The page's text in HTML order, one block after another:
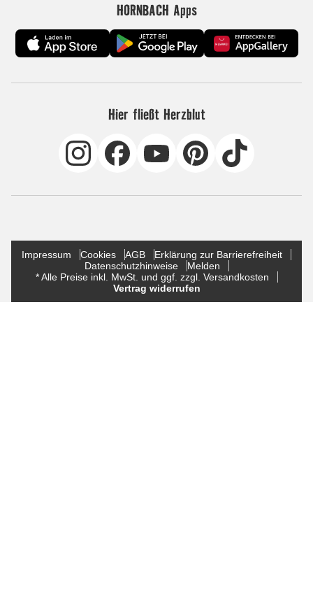
HORNBACH Apps
Hier fließt Herzblut
Impressum Cookies AGB
Erklärung zur Barrierefreiheit
Datenschutzhinweise
Melden
* Alle Preise inkl. MwSt. und ggf. zzgl. Versandkosten
Vertrag widerrufen